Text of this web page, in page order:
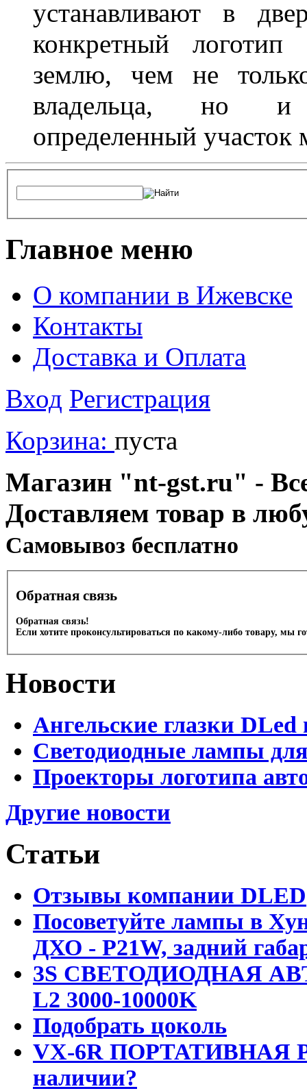
устанавливают в
конкретный логотип
землю, чем не
владельца, но и
определенный участок
Главное меню
О компании в Ижевске
Контакты
Доставка и Оплата
Вход Регистрация
Корзина: пуста
Магазин "nt-gst.ru" -
Доставляем товар в
Cамовывоз бесплатно
Обратная связь
Обратная связь!
Если хотите проконсультироваться по какому-либо товару, мы
Новости
Ангельские глазки DLed
Светодиодные лампы
Проекторы логотипа
Другие новости
Статьи
Отзывы компании DLED
Посоветуйте лампы в
ДХО - P21W, задний
3S СВЕТОДИОДНАЯ
L2 3000-10000K
Подобрать цоколь
VX-6R ПОРТАТИВНАЯ
наличии?